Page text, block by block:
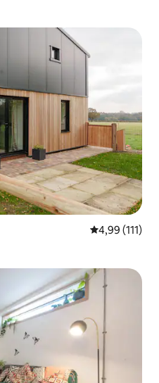
„Odabrali gosti”
Prosječna
4,99 (111)
„Odabrali gosti”